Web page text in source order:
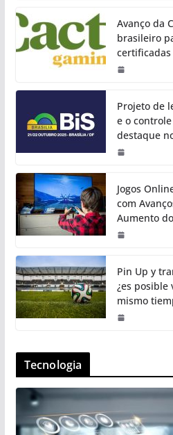
Avanço da
brasileiro
Projeto de
e o
destaque
Jogos
com
Aumento
Pin Up y
¿es
mismo
Tecnologia